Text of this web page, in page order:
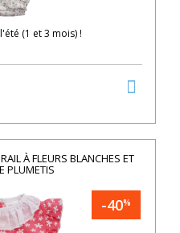
(1 et 3 mois) !
À FLEURS BLANCHES ET
PLUMETIS
-40%